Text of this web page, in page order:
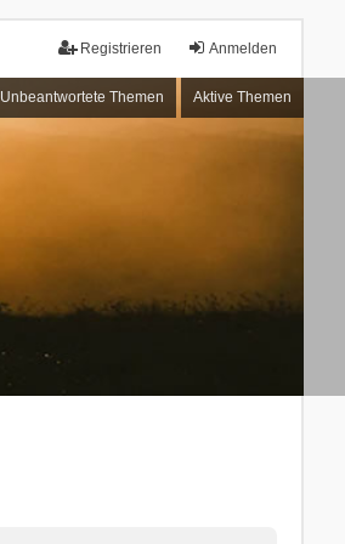
Anmelden
Registrieren
Unbeantwortete Themen Aktive Themen